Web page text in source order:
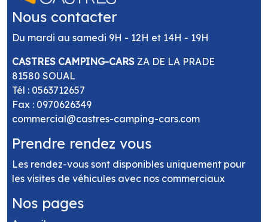
Nous contacter
Du mardi au samedi 9H - 12H et 14H - 19H
CASTRES CAMPING-CARS ZA DE LA PRADE
81580 SOUAL
Tél : 0563712657
Fax : 0970626349
commercial@castres-camping-cars.com
Prendre rendez vous
Les rendez-vous sont disponibles uniquement pour
les visites de véhicules avec nos commerciaux
Nos pages